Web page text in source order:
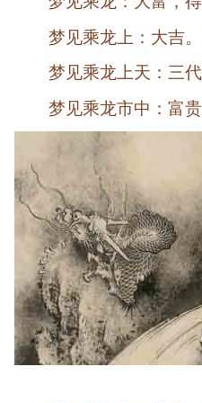
梦见乘龙上：大吉
梦见乘龙上天：三
梦见乘龙市中：富